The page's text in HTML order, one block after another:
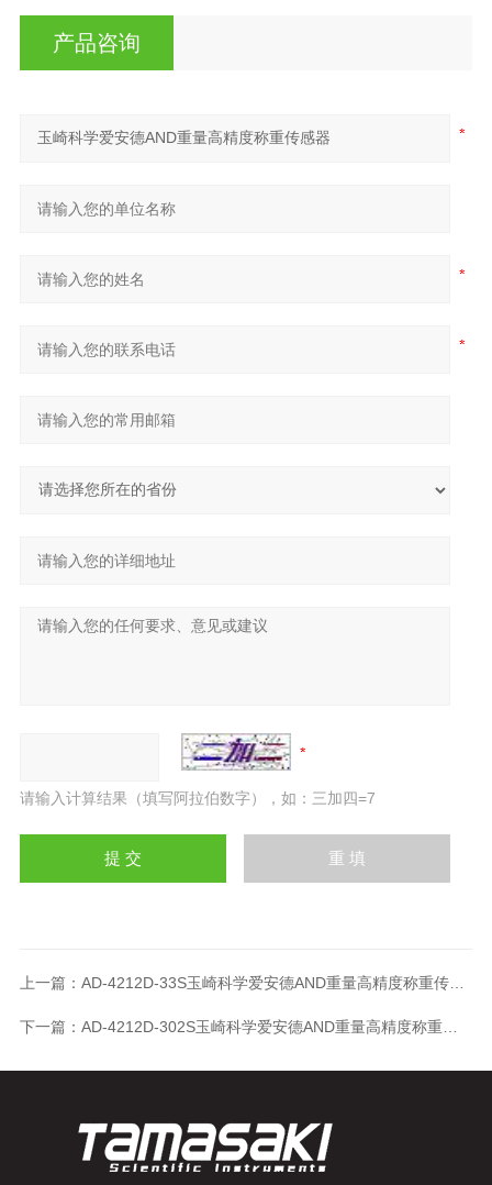
产品咨询
请输入计算结果（填写阿拉伯数字），如：三加四=7
上一篇： AD-4212D-33S玉崎科学爱安德AND重量高精度称重传感器
下一篇： AD-4212D-302S玉崎科学爱安德AND重量高精度称重传感器